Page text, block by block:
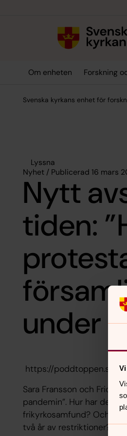
Om enheten Forskning
Svenska kyrkans enhet för
Lyssna
Nyhet / Publicerad 16 mars
Nytt
tiden:
under
https://poddtoppen.se/
Sara Fransson och Frida
pandemin”. Hur har
frikyrkosamfund? Och hur
två år av restriktioner?